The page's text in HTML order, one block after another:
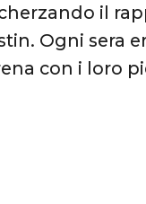
il
Ogni sera
con i loro